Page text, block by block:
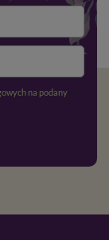
danych osobowych zgodnie z